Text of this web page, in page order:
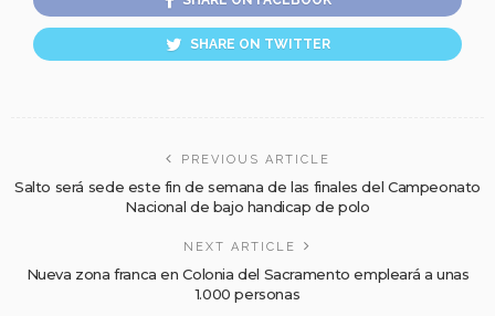
SHARE ON TWITTER
PREVIOUS ARTICLE
Salto será sede este fin de semana de las finales del Campeonato
Nacional de bajo handicap de polo
NEXT ARTICLE
Nueva zona franca en Colonia del Sacramento empleará a unas
1.000 personas